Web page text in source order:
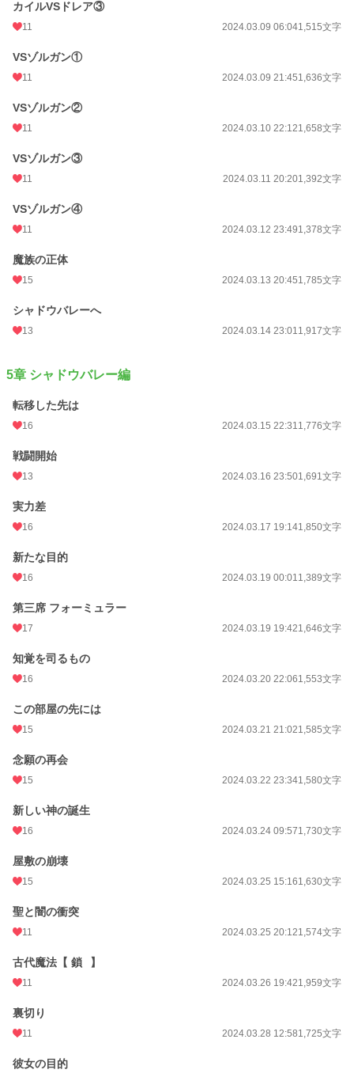
カイルVSドレア③
11 2024.03.09 06:041,515文字
VSゾルガン①
11 2024.03.09 21:451,636文字
VSゾルガン②
11 2024.03.10 22:121,658文字
VSゾルガン③
11 2024.03.11 20:201,392文字
VSゾルガン④
11 2024.03.12 23:491,378文字
魔族の正体
15 2024.03.13 20:451,785文字
シャドウバレーへ
13 2024.03.14 23:011,917文字
5章 シャドウバレー編
転移した先は
16 2024.03.15 22:311,776文字
戦闘開始
13 2024.03.16 23:501,691文字
実力差
16 2024.03.17 19:141,850文字
新たな目的
16 2024.03.19 00:011,389文字
第三席 フォーミュラー
17 2024.03.19 19:421,646文字
知覚を司るもの
16 2024.03.20 22:061,553文字
この部屋の先には
15 2024.03.21 21:021,585文字
念願の再会
15 2024.03.22 23:341,580文字
新しい神の誕生
16 2024.03.24 09:571,730文字
屋敷の崩壊
15 2024.03.25 15:161,630文字
聖と闇の衝突
11 2024.03.25 20:121,574文字
古代魔法【 鎖⠀】
11 2024.03.26 19:421,959文字
裏切り
11 2024.03.28 12:581,725文字
彼女の目的